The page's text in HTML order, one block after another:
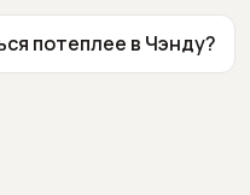
потеплее в Чэнду?